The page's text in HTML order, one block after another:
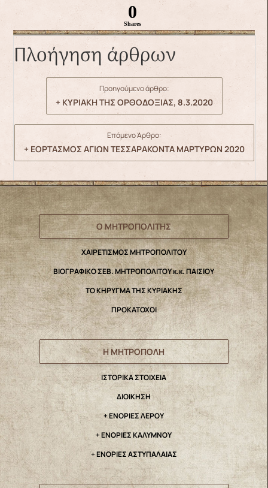
0
Shares
Πλοήγηση άρθρων
Προηγούμενο άρθρο:
+ ΚΥΡΙΑΚΗ ΤΗΣ ΟΡΘΟΔΟΞΙΑΣ, 8.3.2020
Επόμενο Άρθρο:
+ ΕΟΡΤΑΣΜΟΣ ΑΓΙΩΝ ΤΕΣΣΑΡΑΚΟΝΤΑ ΜΑΡΤΥΡΩΝ 2020
Ο ΜΗΤΡΟΠΟΛΙΤΗΣ
ΧΑΙΡΕΤΙΣΜΟΣ ΜΗΤΡΟΠΟΛΙΤΟΥ
ΒΙΟΓΡΑΦΙΚΟ ΣΕΒ. ΜΗΤΡΟΠΟΛΙΤΟΥ κ.κ. ΠΑΙΣΙΟΥ
ΤΟ ΚΗΡΥΓΜΑ ΤΗΣ ΚΥΡΙΑΚΗΣ
ΠΡΟΚΑΤΟΧΟΙ
Η ΜΗΤΡΟΠΟΛΗ
IΣΤΟΡΙΚΑ ΣΤΟΙΧΕΙΑ
ΔΙΟΙΚΗΣΗ
+ ΕΝΟΡΙΕΣ ΛΕΡΟΥ
+ ΕΝΟΡΙΕΣ ΚΑΛΥΜΝΟΥ
+ ΕΝΟΡΙΕΣ ΑΣΤΥΠΑΛΑΙΑΣ